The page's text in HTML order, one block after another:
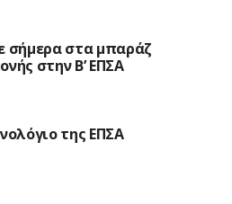
σήμερα στα μπαράζ
στην Β’ ΕΠΣΑ
της ΕΠΣΑ